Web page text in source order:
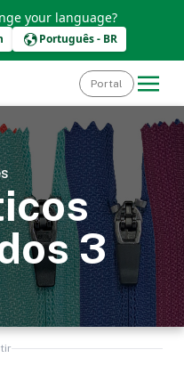
your language?
Português - BR
Portal
3